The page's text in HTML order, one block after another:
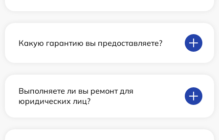
Какую гарантию вы предоставляете?
Выполняете ли вы ремонт для
юридических лиц?